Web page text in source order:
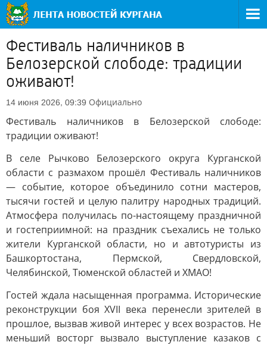
Фестиваль наличников в
Белозерской слободе: традиции
оживают!
14 июня 2026, 09:39 Официально
Фестиваль наличников в Белозерской слободе:
традиции оживают!
В селе Рычково Белозерского округа Курганской
области с размахом прошёл Фестиваль наличников
— событие, которое объединило сотни мастеров,
тысячи гостей и целую палитру народных традиций.
Атмосфера получилась по-настоящему праздничной
и гостеприимной: на праздник съехались не только
жители Курганской области, но и автотуристы из
Башкортостана, Пермской, Свердловской,
Челябинской, Тюменской областей и ХМАО!
Гостей ждала насыщенная программа. Исторические
реконструкции боя XVII века перенесли зрителей в
прошлое, вызвав живой интерес у всех возрастов. Не
меньший восторг вызвало выступление казаков с